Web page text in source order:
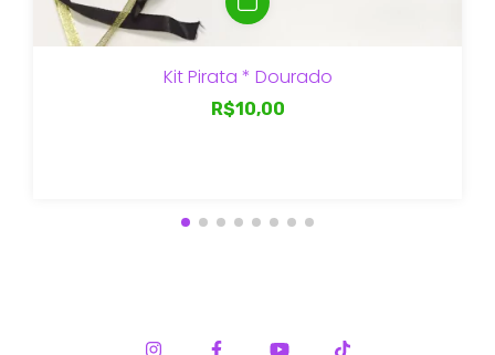
Kit Pirata * Dourado
R$10,00